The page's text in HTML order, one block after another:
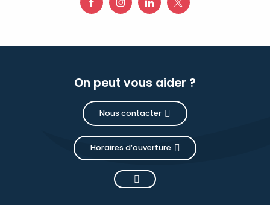
On peut vous aider ?
Nous contacter
Horaires d’ouverture